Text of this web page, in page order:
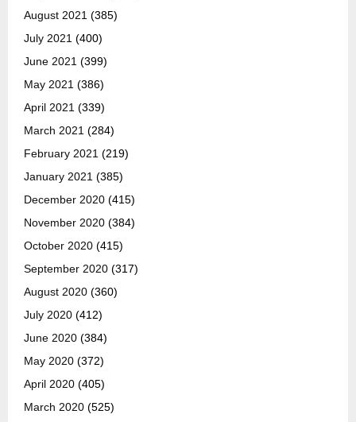
August 2021 (385)
July 2021 (400)
June 2021 (399)
May 2021 (386)
April 2021 (339)
March 2021 (284)
February 2021 (219)
January 2021 (385)
December 2020 (415)
November 2020 (384)
October 2020 (415)
September 2020 (317)
August 2020 (360)
July 2020 (412)
June 2020 (384)
May 2020 (372)
April 2020 (405)
March 2020 (525)